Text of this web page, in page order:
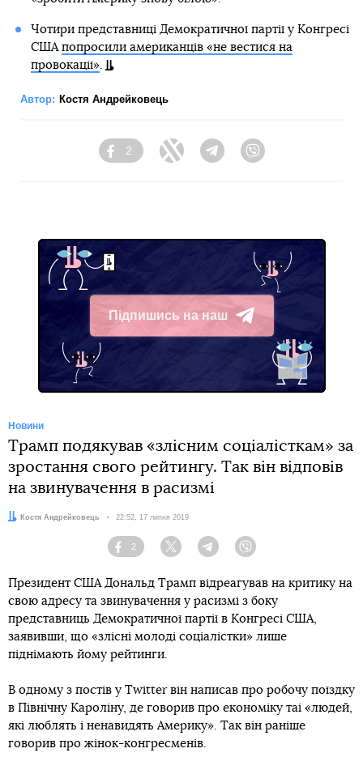
Чотири представниці Демократичної партії у Конгресі
США попросили американців «не вестися на
провокації».
Автор: Костя Андрейковець
Facebook
2
Twitter TelegramViber
Підпишись на наш
Telegram
Новини
Трамп подякував «злісним соціалісткам» за
зростання свого рейтингу. Так він відповів
на звинувачення в расизмі
Автор:Костя Андрейковець Дата:
22:52, 17 липня 2019
Facebook
2
Twitter TelegramViber
Президент США Дональд Трамп відреагував на критику на
свою адресу та звинувачення у расизмі з боку
представниць Демократичної партії в Конгресі США,
заявивши, що «злісні молоді соціалістки» лише
піднімають йому рейтинги.
В одному з постів у Twitter він написав про робочу поїздку
в Північну Кароліну, де говорив про економіку таі «людей,
які люблять і ненавидять Америку». Так він раніше
говорив про жінок-конгресменів.